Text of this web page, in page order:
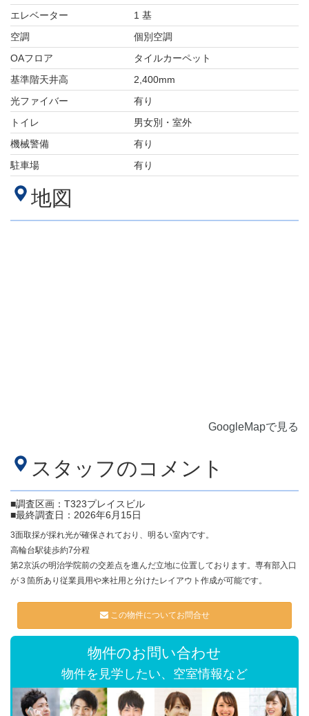
エレベーター
1 基
空調
個別空調
OAフロア
タイルカーペット
基準階天井高
2,400mm
光ファイバー
有り
トイレ
男女別・室外
機械警備
有り
駐車場
有り
地図
GoogleMapで見る
スタッフのコメント
■調査区画：T323プレイスビル
■最終調査日：2026年6月15日
3面取採が採れ光が確保されており、明るい室内です。
高輪台駅徒歩約7分程
第2京浜の明治学院前の交差点を進んだ立地に位置しております。専有部入口
が３箇所あり従業員用や来社用と分けたレイアウト作成が可能です。
この物件についてお問合せ
物件のお問い合わせ
物件を見学したい、空室情報など